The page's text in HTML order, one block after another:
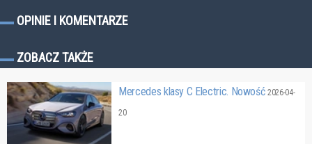
OPINIE I KOMENTARZE
ZOBACZ TAKŻE
Mercedes klasy C Electric. Nowość2026-04-
20